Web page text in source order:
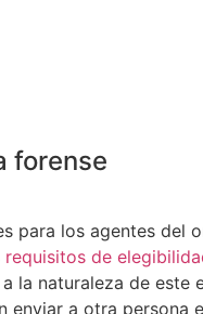
forense
para los agentes del
de
la naturaleza de este
enviar a otra